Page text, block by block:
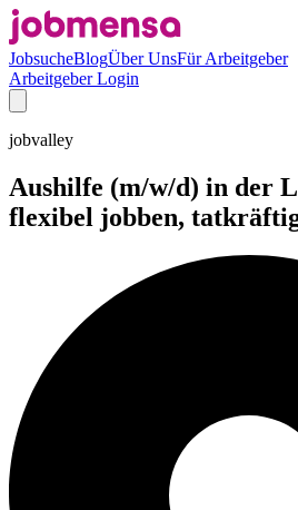
JobsucheBlogÜber UnsFür Arbeitgeber
Arbeitgeber Login
jobvalley
Aushilfe (m/w/d) in der
flexibel jobben,